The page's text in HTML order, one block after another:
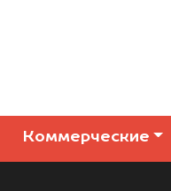
Коммерческие